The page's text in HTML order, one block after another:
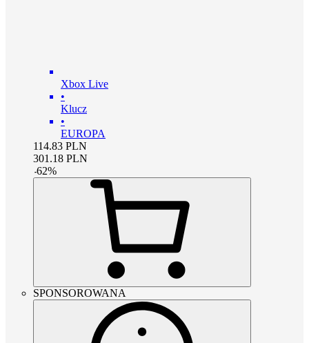
Xbox Live
•
Klucz
•
EUROPA
114.83 PLN
301.18 PLN
-62%
SPONSOROWANA